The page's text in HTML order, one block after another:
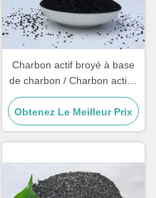
Charbon actif broyé à base
de charbon / Charbon actif à
base de charbon Pour
clarification
Obtenez Le Meilleur Prix